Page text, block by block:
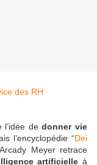
l’idée dedonner vie
l’encyclopédie “Dei
Meyer retrace
artificielle à